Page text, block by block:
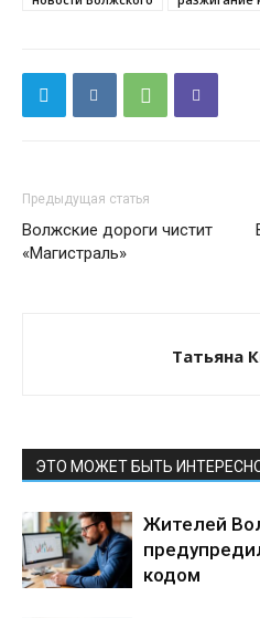
Предыдущая статья
Волжские дороги чистит
«Магистраль»
Татьяна
ЭТО МОЖЕТ БЫТЬ
Жителей
кодом